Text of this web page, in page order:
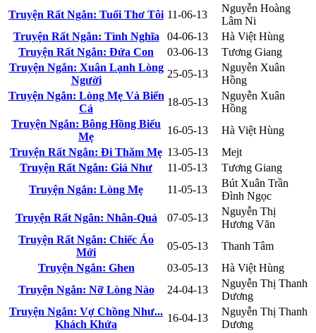
Truyện Rất Ngắn: Tuổi Thơ Tôi 11-06-13
Nguyễn Hoàng
Lâm Ni
Truyện Rất Ngắn: Tình Nghĩa
04-06-13
Hà Việt Hùng
Truyện Rất Ngắn: Đứa Con
03-06-13
Tương Giang
Truyện Ngắn: Xuân Lạnh Lòng
Người
25-05-13
Nguyễn Xuân
Hồng
Truyện Ngắn: Lòng Mẹ Và Biển
Cả
18-05-13
Nguyễn Xuân
Hồng
Truyện Ngắn: Bông Hồng Biếu
Mẹ
16-05-13
Hà Việt Hùng
Truyện Rất Ngắn: Đi Thăm Mẹ 13-05-13
Mejt
Truyện Rất Ngắn: Giá Như
11-05-13
Tương Giang
Truyện Ngắn: Lòng Mẹ
11-05-13
Bút Xuân Trần
Đình Ngọc
Truyện Rất Ngắn: Nhân-Quả
07-05-13
Nguyễn Thị
Hương Văn
Truyện Rất Ngắn: Chiếc Áo
Mới
05-05-13
Thanh Tâm
Truyện Ngắn: Ghen
03-05-13
Hà Việt Hùng
Truyện Ngắn: Nỡ Lòng Nào
24-04-13
Nguyễn Thị Thanh
Dương
Truyện Ngắn: Vợ Chồng Như...
Khách Khứa
16-04-13
Nguyễn Thị Thanh
Dương